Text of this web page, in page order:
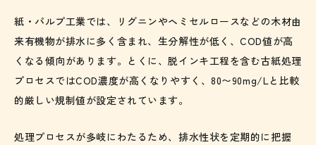
紙・パルプ工業では、リグニンやヘミセルロースなどの木材由
来有機物が排水に多く含まれ、生分解性が低く、COD値が高
くなる傾向があります。とくに、脱インキ工程を含む古紙処理
プロセスではCOD濃度が高くなりやすく、80〜90mg/Lと比較
的厳しい規制値が設定されています。
処理プロセスが多岐にわたるため、排水性状を定期的に把握